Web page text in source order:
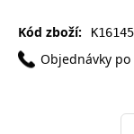
Kód zboží:
Objednávky